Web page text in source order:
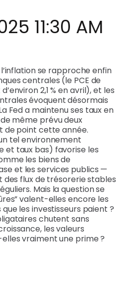
11:30 AM
se rapproche enfin
centrales (le PCE de
2,1 % en avril), et les
évoquent désormais
Fed a maintenu ses taux en
même prévu deux
de point cette année.
tel environnement
et taux bas) favorise les
les biens de
et les services publics —
des flux de trésorerie stables
Mais la question se
valent-elles encore les
les investisseurs paient ?
chutent sans
les valeurs
vraiment une prime ?